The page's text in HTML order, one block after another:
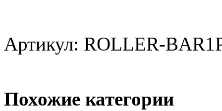
Артикул: ROLLER-
Похожие категории